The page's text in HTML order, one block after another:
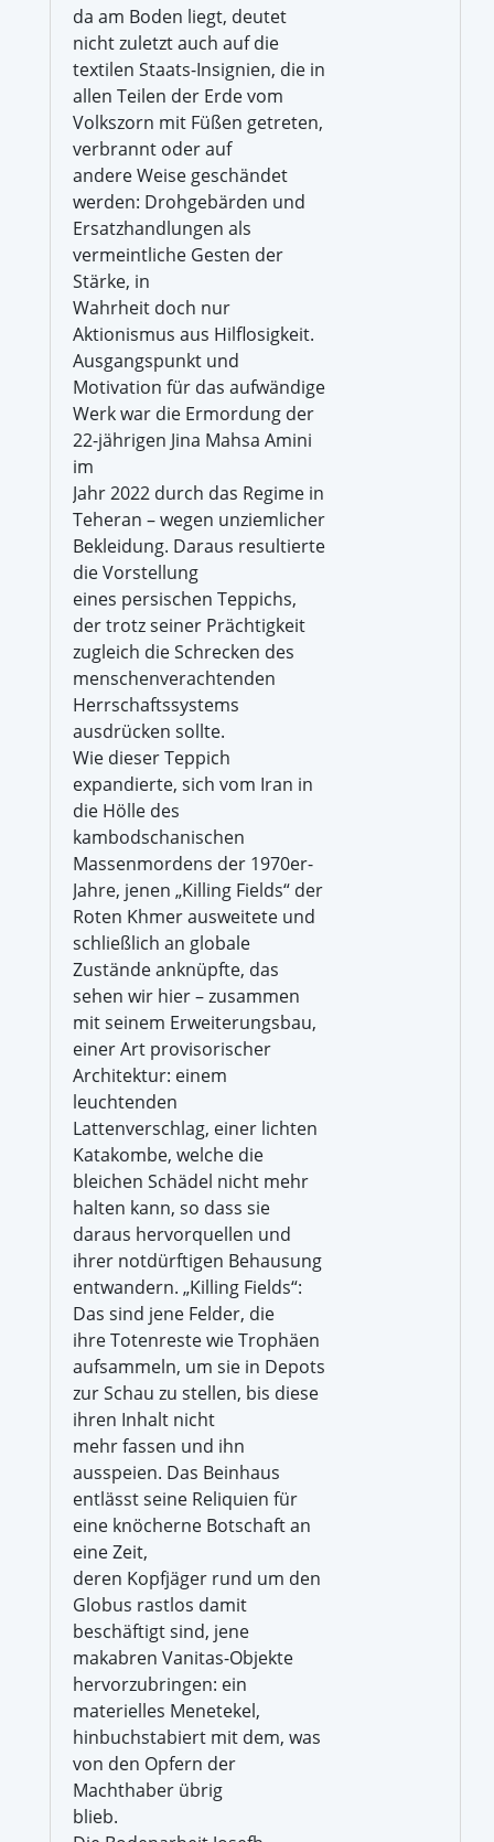
da am Boden liegt, deutet
nicht zuletzt auch auf die
textilen Staats-Insignien, die in
allen Teilen der Erde vom
Volkszorn mit Füßen getreten,
verbrannt oder auf
andere Weise geschändet
werden: Drohgebärden und
Ersatzhandlungen als
vermeintliche Gesten der
Stärke, in
Wahrheit doch nur
Aktionismus aus Hilflosigkeit.
Ausgangspunkt und
Motivation für das aufwändige
Werk war die Ermordung der
22-jährigen Jina Mahsa Amini
im
Jahr 2022 durch das Regime in
Teheran – wegen unziemlicher
Bekleidung. Daraus resultierte
die Vorstellung
eines persischen Teppichs,
der trotz seiner Prächtigkeit
zugleich die Schrecken des
menschenverachtenden
Herrschaftssystems
ausdrücken sollte.
Wie dieser Teppich
expandierte, sich vom Iran in
die Hölle des
kambodschanischen
Massenmordens der 1970er-
Jahre, jenen „Killing Fields“ der
Roten Khmer ausweitete und
schließlich an globale
Zustände anknüpfte, das
sehen wir hier – zusammen
mit seinem Erweiterungsbau,
einer Art provisorischer
Architektur: einem
leuchtenden
Lattenverschlag, einer lichten
Katakombe, welche die
bleichen Schädel nicht mehr
halten kann, so dass sie
daraus hervorquellen und
ihrer notdürftigen Behausung
entwandern. „Killing Fields“:
Das sind jene Felder, die
ihre Totenreste wie Trophäen
aufsammeln, um sie in Depots
zur Schau zu stellen, bis diese
ihren Inhalt nicht
mehr fassen und ihn
ausspeien. Das Beinhaus
entlässt seine Reliquien für
eine knöcherne Botschaft an
eine Zeit,
deren Kopfjäger rund um den
Globus rastlos damit
beschäftigt sind, jene
makabren Vanitas-Objekte
hervorzubringen: ein
materielles Menetekel,
hinbuchstabiert mit dem, was
von den Opfern der
Machthaber übrig
blieb.